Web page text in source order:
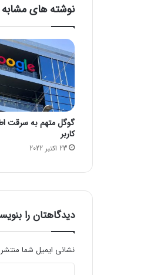
ف
خ
و
د
ک
ر
پ
ی
ا
م‌
ه
پ
ز
ذ
ش
ت
نوشته های مشابه
گوگل متهم به سرقت
کاربر
23 اکتبر 2022
دیدگاهتان را
نشانی ایمیل شما